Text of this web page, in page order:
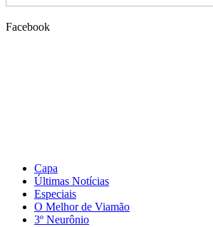
Facebook
Capa
Últimas Notícias
Especiais
O Melhor de Viamão
3º Neurônio